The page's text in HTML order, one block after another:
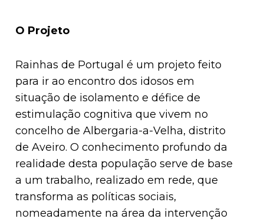
O Projeto
Rainhas de Portugal é um projeto feito
para ir ao encontro dos idosos em
situação de isolamento e défice de
estimulação cognitiva que vivem no
concelho de Albergaria-a-Velha, distrito
de Aveiro. O conhecimento profundo da
realidade desta população serve de base
a um trabalho, realizado em rede, que
transforma as políticas sociais,
nomeadamente na área da intervenção